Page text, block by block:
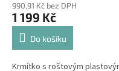
990,91 Kč bez DPH
1 199 Kč
Do košíku
Krmítko s roštovým